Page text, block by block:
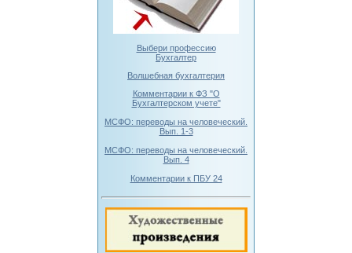
Выбери профессию
Бухгалтер
Волшебная бухгалтерия
Комментарии к ФЗ "О
Бухгалтерском учете"
МСФО: переводы на человеческий.
Вып. 1-3
МСФО: переводы на человеческий.
Вып. 4
Комментарии к ПБУ 24